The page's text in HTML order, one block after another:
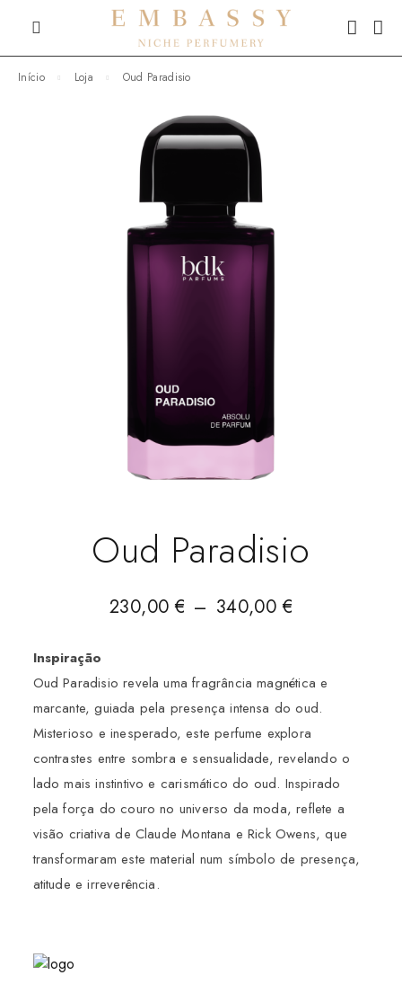
Início Loja Oud Paradisio
Oud Paradisio
230,00€ – 340,00€
Inspiração
Oud Paradisio revela uma fragrância magnética e
marcante, guiada pela presença intensa do oud.
Misterioso e inesperado, este perfume explora
contrastes entre sombra e sensualidade, revelando o
lado mais instintivo e carismático do oud. Inspirado
pela força do couro no universo da moda, reflete a
visão criativa de Claude Montana eRick Owens, que
transformaram este material num símbolo de presença,
atitude e irreverência.